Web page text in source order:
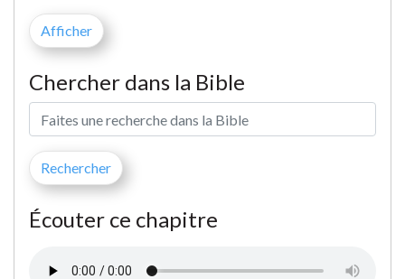
Chercher dans la Bible
Écouter ce chapitre